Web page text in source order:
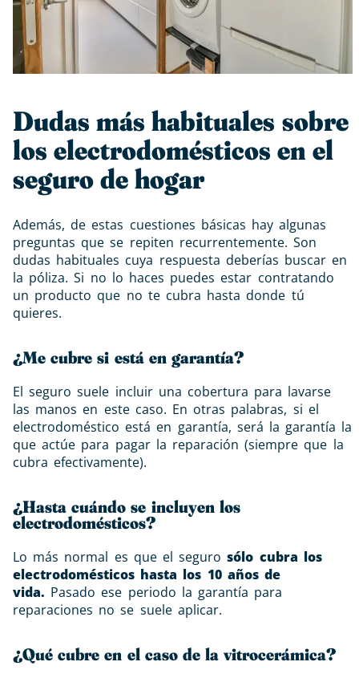
Dudas más habituales sobre
los electrodomésticos en el
seguro de hogar
Además, de estas cuestiones básicas hay algunas
preguntas que se repiten recurrentemente. Son
dudas habituales cuya respuesta deberías buscar en
la póliza. Si no lo haces puedes estar contratando
un producto que no te cubra hasta donde tú
quieres.
¿Me cubre si está en garantía?
El seguro suele incluir una cobertura para lavarse
las manos en este caso. En otras palabras, si el
electrodoméstico está en garantía, será la garantía la
que actúe para pagar la reparación (siempre que la
cubra efectivamente).
¿Hasta cuándo se incluyen los
electrodomésticos?
Lo más normal es que el segurosólo cubra los
electrodomésticos hasta los 10 años de
vida. Pasado ese periodo la garantía para
reparaciones no se suele aplicar.
¿Qué cubre en el caso de la vitrocerámica?